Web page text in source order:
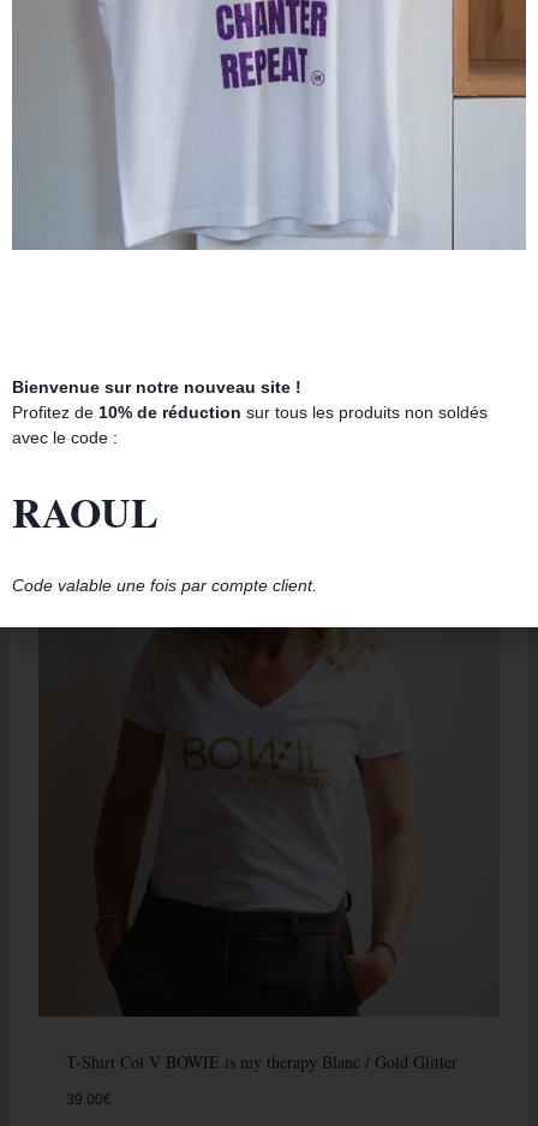
T-Shirt Col V BOWIE is my therapy Blanc / Gold Glitter
39.00€
Bienvenue sur notre nouveau site !
Profitez de 10% de réduction sur tous les produits non soldés
avec le code :
RAOUL
Code valable une fois par compte client.